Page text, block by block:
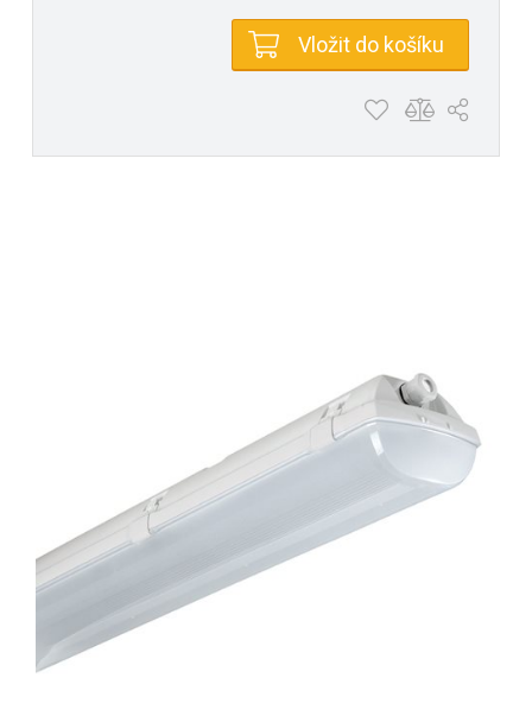
Vložit do košíku